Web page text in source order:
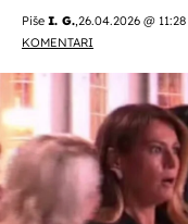
Piše I. G.,26.04.2026 @ 11:28
KOMENTARI